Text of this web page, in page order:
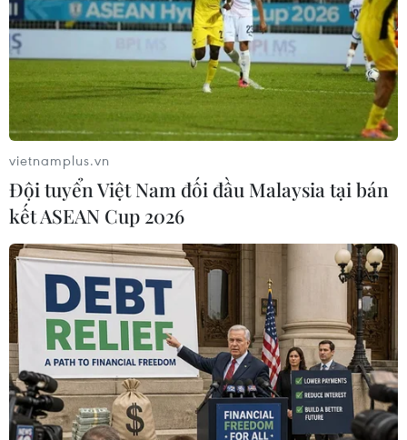
trình này hiện nằm trong diện giải tỏa để phục vụ thi công mở
rộng đường vành đai 2. (Ảnh: Lâm Khánh/TTXVN)
Thành phố Hà Nội dự kiến sẽ di dời nguyên trạng công trình ra
khỏi khu vực giải tỏa, tìm địa điểm đặt và trưng bày nhằm lưu
giữ một phần ký ức Hà Nội cách đây gần 4 thập kỷ. (Ảnh: Lâm
Khánh/TTXVN)
vietnamplus.vn
Đội tuyển Việt Nam đối đầu Malaysia tại bán
kết ASEAN Cup 2026